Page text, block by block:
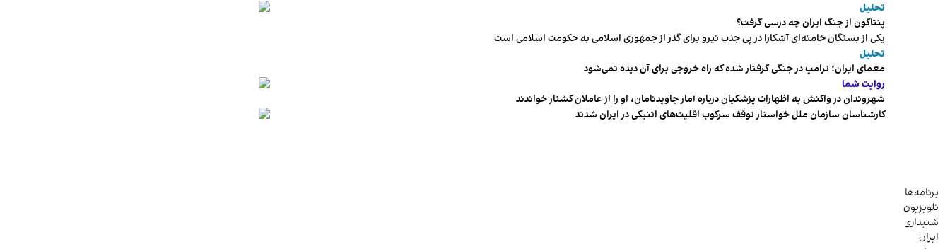
تحلیل
پنتاگون از جنگ ایران چه درسی گرفت؟
یکی از بستگان خامنه‌ای آشکارا در پی جذب نیرو برای گذر از جمهوری اسلامی به حکومت اسلامی است
تحلیل
معمای ایران؛ ترامپ در جنگی گرفتار شده که راه خروجی برای آن دیده نمی‌شود
روایت شما
شهروندان در واکنش به اظهارات پزشکیان درباره آمار جاویدنامان، او را از عاملان کشتار خواندند
کارشناسان سازمان ملل خواستار توقف سرکوب اقلیت‌های اتنیکی در ایران شدند
برنامه‌ها
تلویزیون
شنیداری
ایران